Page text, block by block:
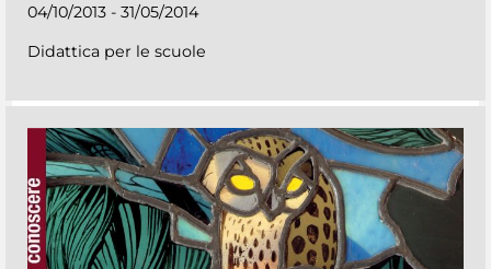
04/10/2013 - 31/05/2014
Didattica per le scuole